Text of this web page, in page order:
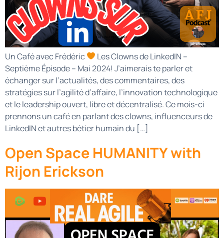
Un Café avec Frédéric
Les Clowns de LinkedIN –
Septième Épisode – Mai 2024! J’aimerais te parler et
échanger sur l’actualités, des commentaires, des
stratégies sur l’agilité d’affaire, l’innovation technologique
et le leadership ouvert, libre et décentralisé. Ce mois-ci
prennons un café en parlant des clowns, influenceurs de
LinkedIN et autres bétier humain du […]
Open Space HUMANITY with
Rijon Erickson